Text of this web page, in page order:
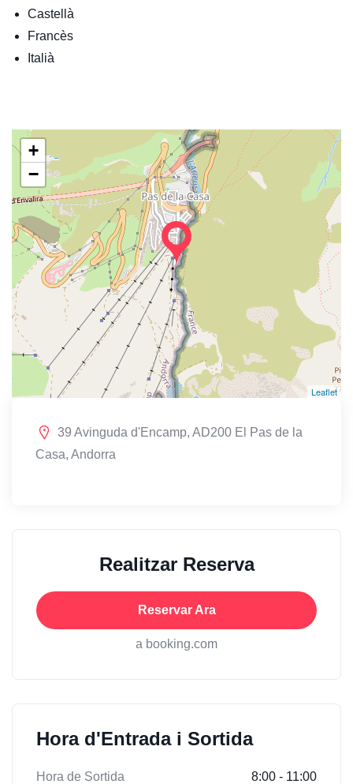
Castellà
Francès
Italià
+
−
Leaflet
39 Avinguda d'Encamp, AD200 El Pas de la
Casa, Andorra
Realitzar Reserva
Reservar Ara
a booking.com
Hora d'Entrada i Sortida
Hora de Sortida 8:00 - 11:00